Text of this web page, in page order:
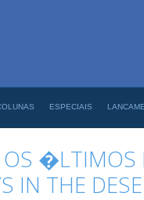
ESPECIAIS
OS �LTIMOS
IN THE